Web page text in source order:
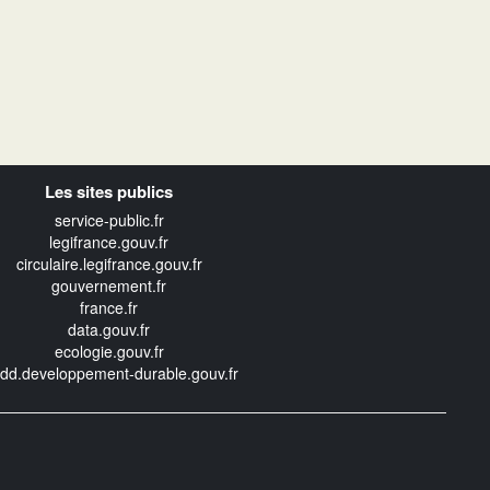
Les sites publics
service-public.fr
legifrance.gouv.fr
circulaire.legifrance.gouv.fr
gouvernement.fr
france.fr
data.gouv.fr
ecologie.gouv.fr
durable.gouv.fr